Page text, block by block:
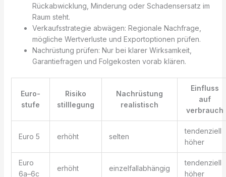
Rückabwicklung, Minderung oder Schadensersatz im
Raum steht.
Verkaufsstrategie abwägen: Regionale Nachfrage,
mögliche Wertverluste und Exportoptionen prüfen.
Nachrüstung prüfen: Nur bei klarer Wirksamkeit,
Garantiefragen und Folgekosten vorab klären.
Euro-
stufe
Risiko
stilllegung
Nachrüstung
realistisch
Einfluss
auf
verbrauch
Euro 5 erhöht selten
tendenziell
höher
Euro
6a–6c
erhöht einzelfallabhängig
tendenziell
höher